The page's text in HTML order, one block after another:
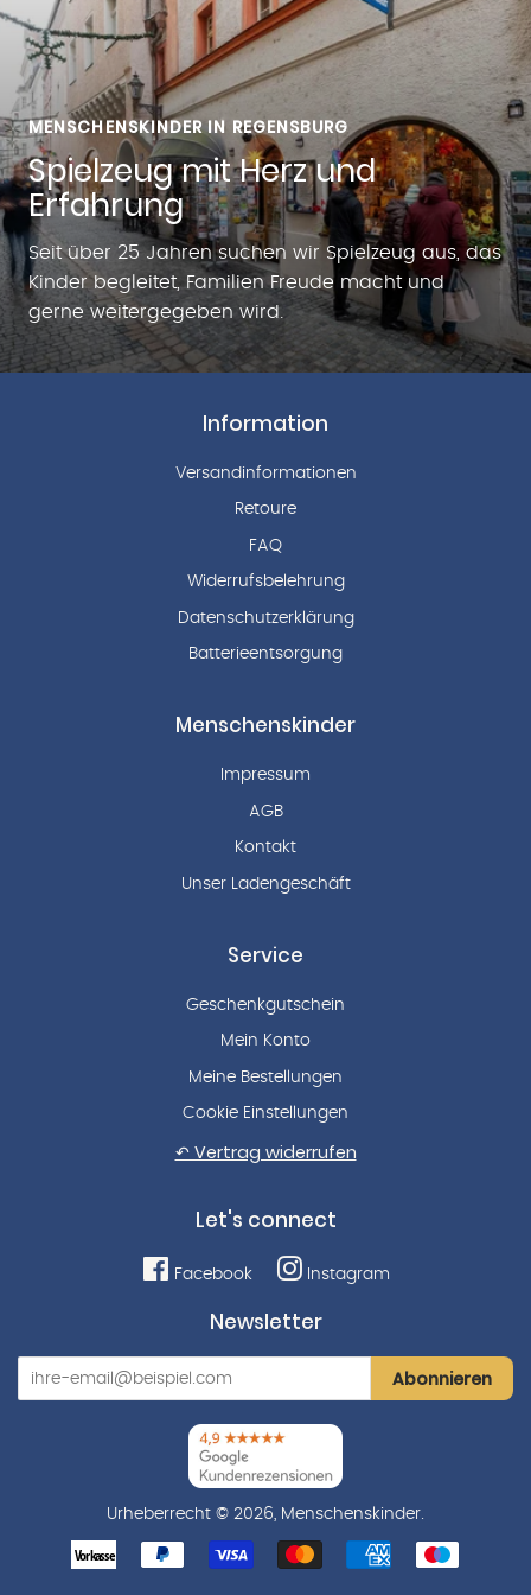
MENSCHENSKINDER IN REGENSBURG
Spielzeug mit Herz und
Erfahrung
Seit über 25 Jahren suchen wir Spielzeug aus, das
Kinder begleitet, Familien Freude macht und
gerne weitergegeben wird.
Information
Versandinformationen
Retoure
FAQ
Widerrufsbelehrung
Datenschutzerklärung
Batterieentsorgung
Menschenskinder
Impressum
AGB
Kontakt
Unser Ladengeschäft
Service
Geschenkgutschein
Mein Konto
Meine Bestellungen
Cookie Einstellungen
↶ Vertrag widerrufen
Let's connect
Facebook Instagram
Newsletter
Abonnieren
Urheberrecht © 2026, Menschenskinder.
Zahlungsarten